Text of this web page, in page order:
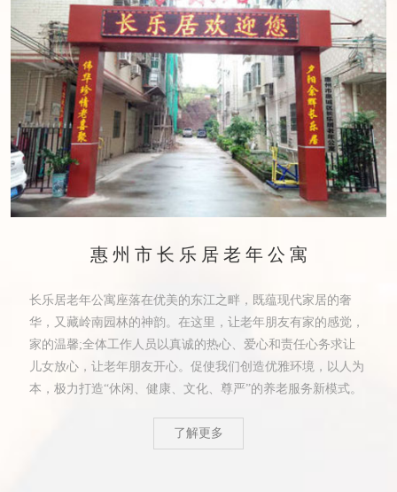
惠州市长乐居老年公寓
长乐居老年公寓座落在优美的东江之畔，既蕴现代家居的奢
华，又藏岭南园林的神韵。在这里，让老年朋友有家的感觉，
家的温馨;全体工作人员以真诚的热心、爱心和责任心务求让
儿女放心，让老年朋友开心。促使我们创造优雅环境，以人为
本，极力打造“休闲、健康、文化、尊严”的养老服务新模式。
了解更多